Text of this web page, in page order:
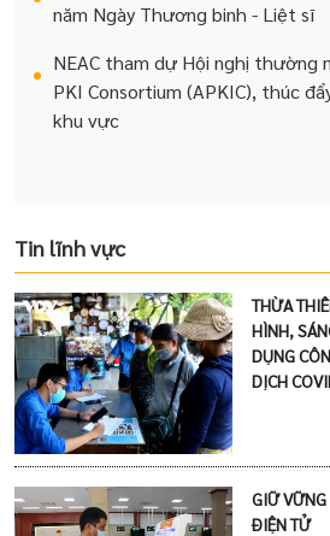
năm Ngày Thương binh - Liệt sĩ
NEAC tham dự Hội nghị thường
PKI Consortium (APKIC), thúc
khu vực
Tin lĩnh vực
THỪA
HÌNH,
DỤNG
DỊCH
GIỮ VỮNG
ĐIỆN TỬ